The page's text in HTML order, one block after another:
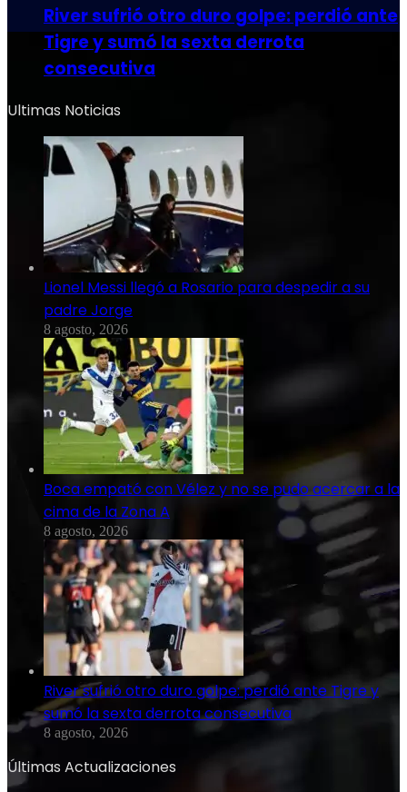
River sufrió otro duro golpe: perdió ante
Tigre y sumó la sexta derrota
consecutiva
Ultimas Noticias
Lionel Messi llegó a Rosario para despedir a su
padre Jorge
8 agosto, 2026
Boca empató con Vélez y no se pudo acercar a la
cima de la Zona A
8 agosto, 2026
River sufrió otro duro golpe: perdió ante Tigre y
sumó la sexta derrota consecutiva
8 agosto, 2026
Últimas Actualizaciones